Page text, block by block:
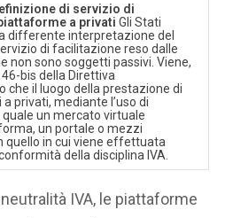
di servizio di
a privati Gli Stati
differente interpretazione del
di facilitazione reso dalle
non sono soggetti passivi. Viene,
bis della Direttiva
che il luogo della prestazione di
privati, mediante l’uso di
un mercato virtuale
un portale o mezzi
quello in cui viene effettuata
della disciplina IVA.
IVA, le piattaforme